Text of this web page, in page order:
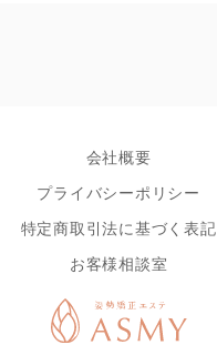
会社概要
プライバシーポリシー
特定商取引法に基づく表記
お客様相談室